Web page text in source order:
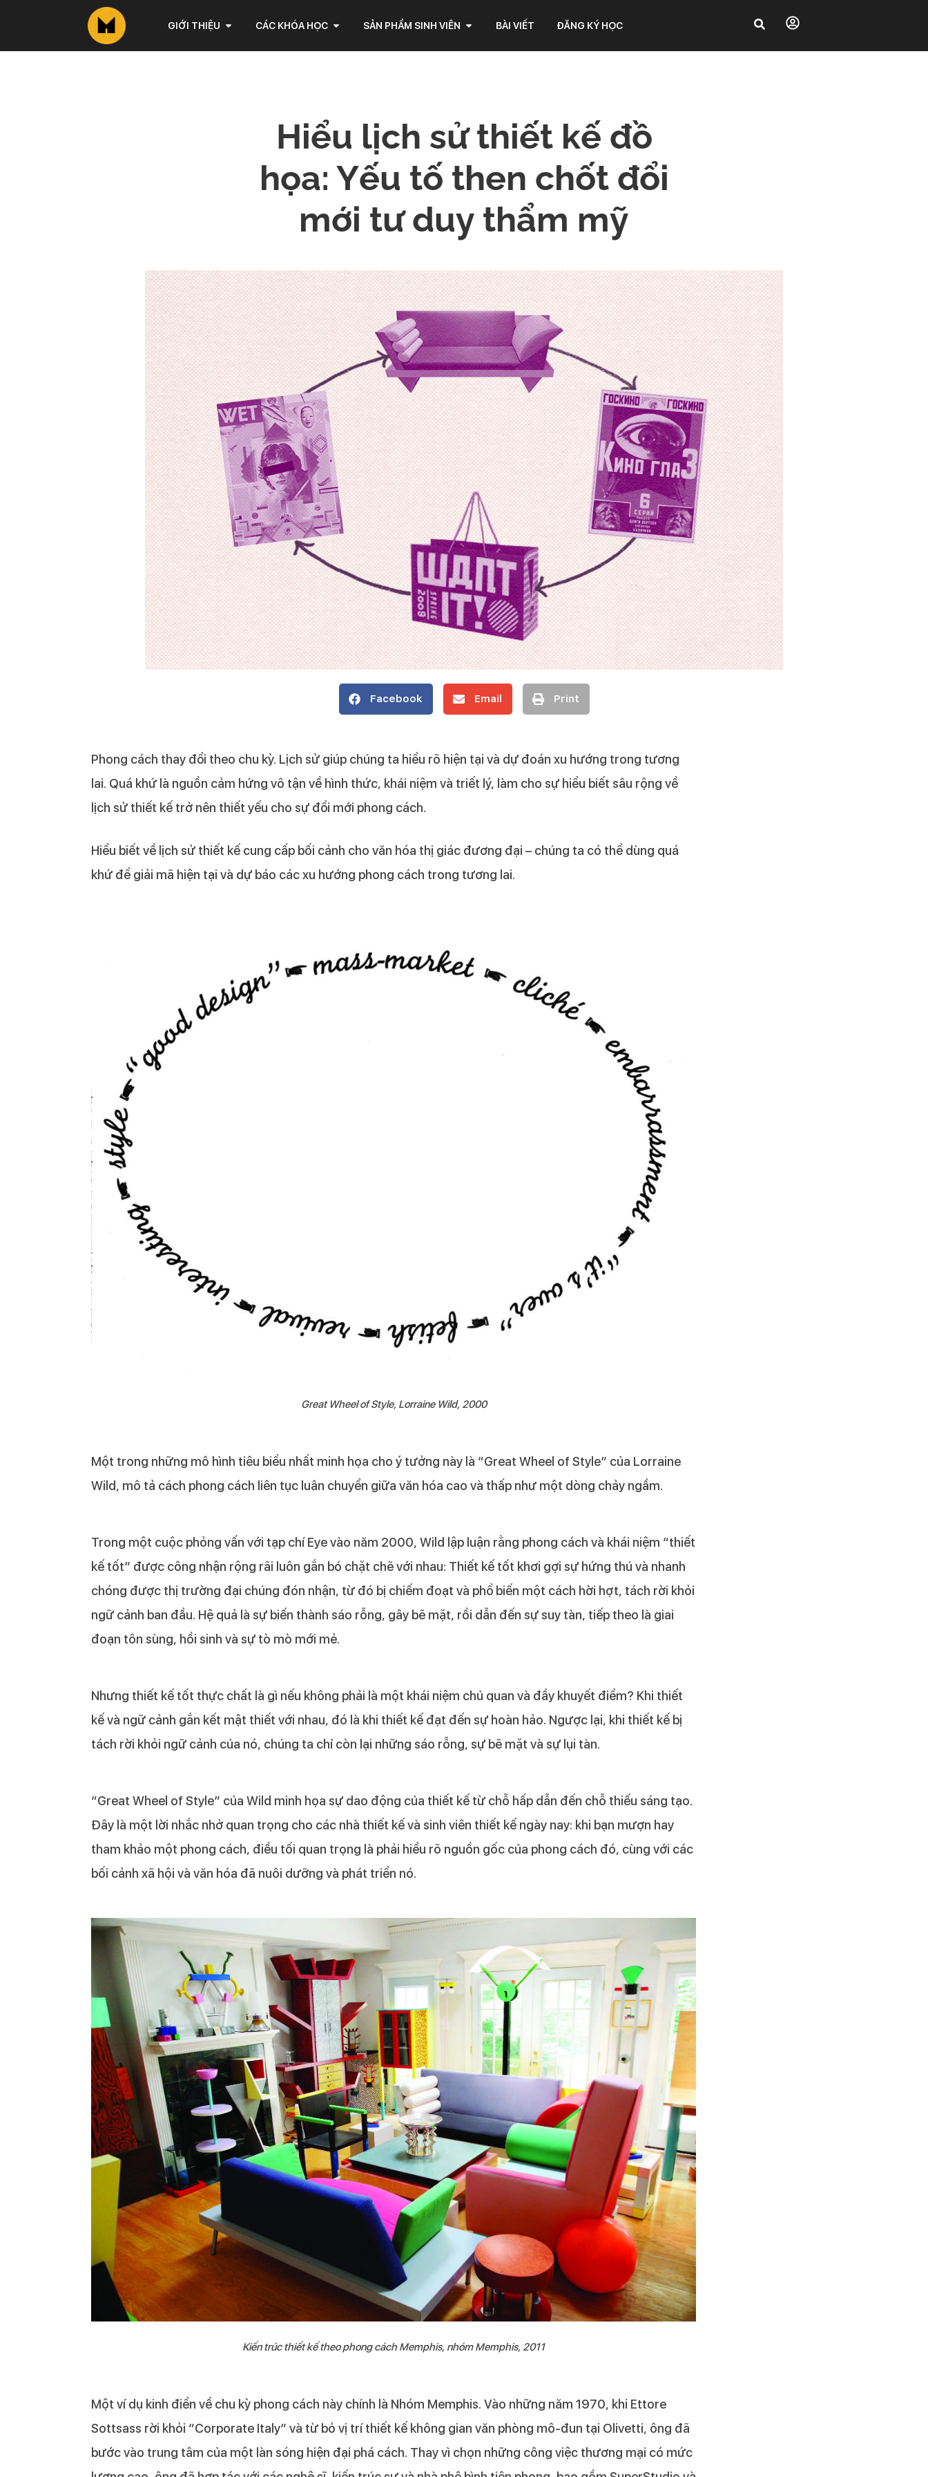
GIỚI THIỆU CÁC KHÓA HỌC SẢN PHẨM SINH VIÊN BÀI VIẾT ĐĂNG KÝ HỌC
Hiểu lịch sử thiết kế đồ
họa: Yếu tố then chốt đổi
mới tư duy thẩm mỹ
Facebook Email Print
Phong cách thay đổi theo chu kỳ. Lịch sử giúp chúng ta hiểu rõ hiện tại và dự đoán xu hướng trong tương
lai. Quá khứ là nguồn cảm hứng vô tận về hình thức, khái niệm và triết lý, làm cho sự hiểu biết sâu rộng về
lịch sử thiết kế trở nên thiết yếu cho sự đổi mới phong cách.
Hiểu biết về lịch sử thiết kế cung cấp bối cảnh cho văn hóa thị giác đương đại – chúng ta có thể dùng quá
khứ để giải mã hiện tại và dự báo các xu hướng phong cách trong tương lai.
Great Wheel of Style, Lorraine Wild, 2000
Một trong những mô hình tiêu biểu nhất minh họa cho ý tưởng này là “Great Wheel of Style” của Lorraine
Wild, mô tả cách phong cách liên tục luân chuyển giữa văn hóa cao và thấp như một dòng chảy ngầm.
Trong một cuộc phỏng vấn với tạp chí Eye vào năm 2000, Wild lập luận rằng phong cách và khái niệm “thiết
kế tốt” được công nhận rộng rãi luôn gắn bó chặt chẽ với nhau: Thiết kế tốt khơi gợi sự hứng thú và nhanh
chóng được thị trường đại chúng đón nhận, từ đó bị chiếm đoạt và phổ biến một cách hời hợt, tách rời khỏi
ngữ cảnh ban đầu. Hệ quả là sự biến thành sáo rỗng, gây bẽ mặt, rồi dẫn đến sự suy tàn, tiếp theo là giai
đoạn tôn sùng, hồi sinh và sự tò mò mới mẻ.
Nhưng thiết kế tốt thực chất là gì nếu không phải là một khái niệm chủ quan và đầy khuyết điểm? Khi thiết
kế và ngữ cảnh gắn kết mật thiết với nhau, đó là khi thiết kế đạt đến sự hoàn hảo. Ngược lại, khi thiết kế bị
tách rời khỏi ngữ cảnh của nó, chúng ta chỉ còn lại những sáo rỗng, sự bẽ mặt và sự lụi tàn.
“Great Wheel of Style” của Wild minh họa sự dao động của thiết kế từ chỗ hấp dẫn đến chỗ thiếu sáng tạo.
Đây là một lời nhắc nhở quan trọng cho các nhà thiết kế và sinh viên thiết kế ngày nay: khi bạn mượn hay
tham khảo một phong cách, điều tối quan trọng là phải hiểu rõ nguồn gốc của phong cách đó, cùng với các
bối cảnh xã hội và văn hóa đã nuôi dưỡng và phát triển nó.
Kiến trúc thiết kế theo phong cách Memphis, nhóm Memphis, 2011
Một ví dụ kinh điển về chu kỳ phong cách này chính là Nhóm Memphis. Vào những năm 1970, khi Ettore
Sottsass rời khỏi “Corporate Italy” và từ bỏ vị trí thiết kế không gian văn phòng mô-đun tại Olivetti, ông đã
bước vào trung tâm của một làn sóng hiện đại phá cách. Thay vì chọn những công việc thương mại có mức